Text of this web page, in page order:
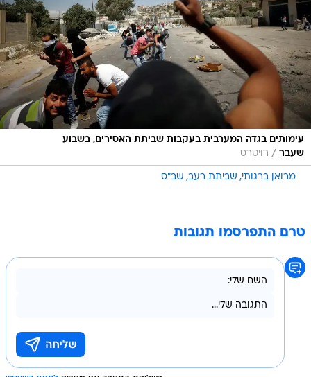
עימותים בגדה המערבית בעקבות שביתת האסירים, בשבוע
שעבר / רויטרס
מרואן ברגותי שביתת רעב שב"ס
טרם התפרסמו תגובות